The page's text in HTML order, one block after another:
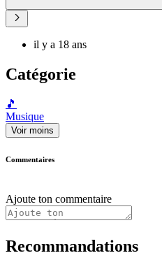
il y a 18 ans
Catégorie
🎵
Musique
Voir moins
Commentaires
Ajoute ton commentaire
Recommandations